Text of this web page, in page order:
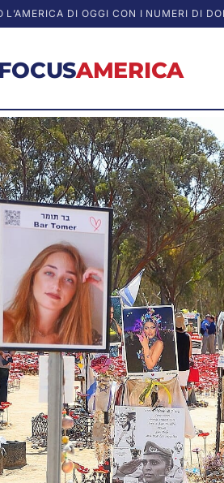
L’AMERICA DI OGGI CON I NUMERI DI
AMERICA